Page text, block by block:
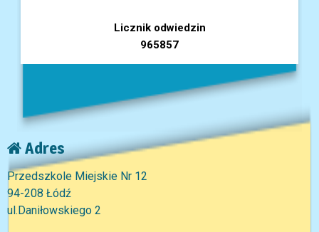
Licznik odwiedzin
965857
Adres
Przedszkole Miejskie Nr 12
94-208 Łódź
ul.Daniłowskiego 2